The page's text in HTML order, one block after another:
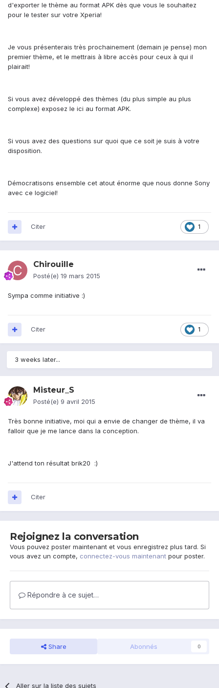
d'exporter le thème au format APK dès que vous le souhaitez
pour le tester sur votre Xperia!
Je vous présenterais très prochainement (demain je pense) mon
premier thème, et le mettrais à libre accès pour ceux à qui il
plairait!
Si vous avez développé des thèmes (du plus simple au plus
complexe) exposez le ici au format APK.
Si vous avez des questions sur quoi que ce soit je suis à votre
disposition.
Démocratisons ensemble cet atout énorme que nous donne Sony
avec ce logiciel!
1
Citer
Chirouille
Posté(e) 19 mars 2015
Sympa comme initiative :)
1
Citer
3 weeks later...
Misteur_S
Posté(e) 9 avril 2015
Très bonne initiative, moi qui a envie de changer de thème, il va
falloir que je me lance dans la conception.
J'attend ton résultat brik20 :)
Citer
Rejoignez la conversation
Vous pouvez poster maintenant et vous enregistrez plus tard. Si
vous avez un compte, connectez-vous maintenant pour poster.
Répondre à ce sujet…
Share Abonnés 0
Aller sur la liste des sujets